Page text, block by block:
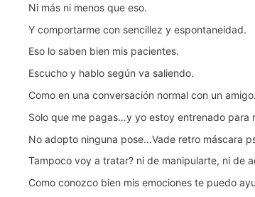
Ni más ni menos que eso.
Y comportarme con sencillez y espontaneidad.
Eso lo saben bien mis pacientes.
Escucho y hablo según va saliendo.
Como en una conversación normal con un amigo.
Solo que me pagas…y yo estoy entrenado para
No adopto ninguna pose…Vade retro máscara
Tampoco voy a tratar? ni de manipularte, ni de
Como conozco bien mis emociones te puedo